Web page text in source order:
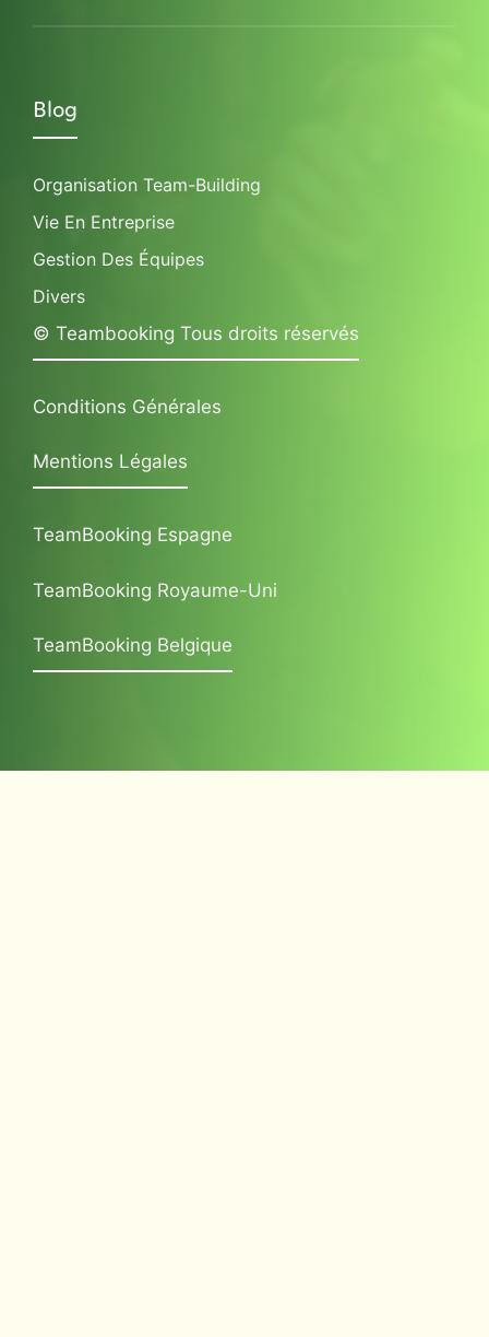
Blog
Organisation Team-Building
Vie En Entreprise
Gestion Des Équipes
Divers
© Teambooking Tous droits réservés
Conditions Générales
Mentions Légales
TeamBooking Espagne
TeamBooking Royaume-Uni
TeamBooking Belgique